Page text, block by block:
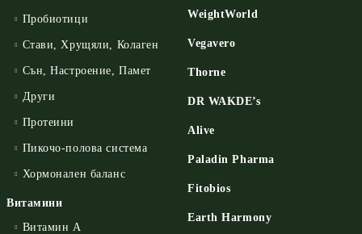
Пробиотици
Стави, Хрущяли, Колаген
Сън, Настроение, Памет
Други
Протеини
Пикочо-полова система
Хормонален баланс
Витамини
Витамин А
WeightWorld
Vegavero
Thorne
DR WAKDE’s
Alive
Paladin Pharma
Fitobios
Earth Harmony